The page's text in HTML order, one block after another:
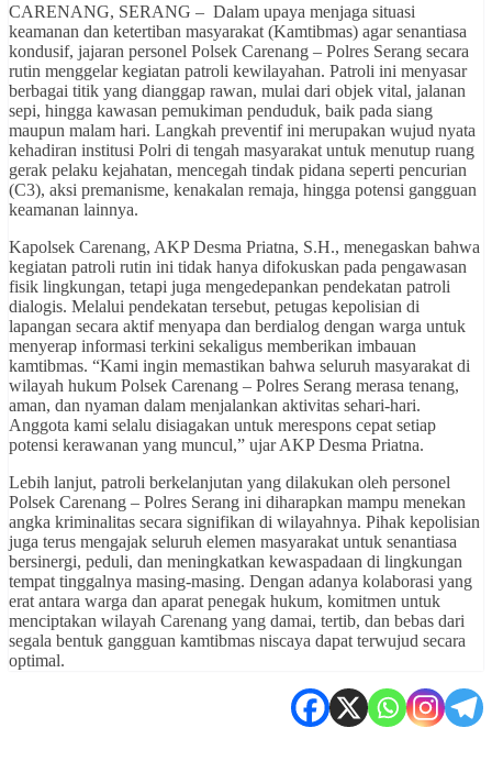
CARENANG, SERANG – Dalam upaya menjaga situasi
keamanan dan ketertiban masyarakat (Kamtibmas) agar senantiasa
kondusif, jajaran personel Polsek Carenang – Polres Serang secara
rutin menggelar kegiatan patroli kewilayahan. Patroli ini menyasar
berbagai titik yang dianggap rawan, mulai dari objek vital, jalanan
sepi, hingga kawasan pemukiman penduduk, baik pada siang
maupun malam hari. Langkah preventif ini merupakan wujud nyata
kehadiran institusi Polri di tengah masyarakat untuk menutup ruang
gerak pelaku kejahatan, mencegah tindak pidana seperti pencurian
(C3), aksi premanisme, kenakalan remaja, hingga potensi gangguan
keamanan lainnya.
Kapolsek Carenang, AKP Desma Priatna, S.H., menegaskan bahwa
kegiatan patroli rutin ini tidak hanya difokuskan pada pengawasan
fisik lingkungan, tetapi juga mengedepankan pendekatan patroli
dialogis. Melalui pendekatan tersebut, petugas kepolisian di
lapangan secara aktif menyapa dan berdialog dengan warga untuk
menyerap informasi terkini sekaligus memberikan imbauan
kamtibmas. “Kami ingin memastikan bahwa seluruh masyarakat di
wilayah hukum Polsek Carenang – Polres Serang merasa tenang,
aman, dan nyaman dalam menjalankan aktivitas sehari-hari.
Anggota kami selalu disiagakan untuk merespons cepat setiap
potensi kerawanan yang muncul,” ujar AKP Desma Priatna.
Lebih lanjut, patroli berkelanjutan yang dilakukan oleh personel
Polsek Carenang – Polres Serang ini diharapkan mampu menekan
angka kriminalitas secara signifikan di wilayahnya. Pihak kepolisian
juga terus mengajak seluruh elemen masyarakat untuk senantiasa
bersinergi, peduli, dan meningkatkan kewaspadaan di lingkungan
tempat tinggalnya masing-masing. Dengan adanya kolaborasi yang
erat antara warga dan aparat penegak hukum, komitmen untuk
menciptakan wilayah Carenang yang damai, tertib, dan bebas dari
segala bentuk gangguan kamtibmas niscaya dapat terwujud secara
optimal.